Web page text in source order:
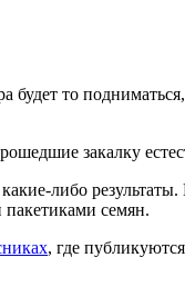
то
закалку
либо
пакетиками семян.
, где